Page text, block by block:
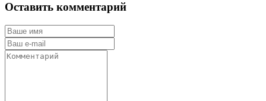
Оставить комментарий